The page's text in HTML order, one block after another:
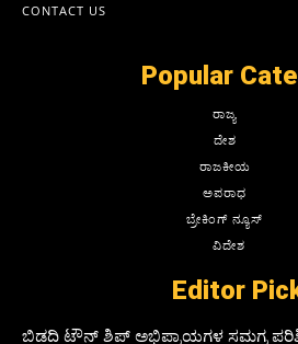
CONTACT US
Popular
ರಾಜ್ಯ
ದೇಶ
ರಾಜಕೀಯ
ಅಪರಾಧ
ಬ್ರೇಕಿಂಗ್ ನ್ಯೂಸ್
ವಿದೇಶ
Editor
ಬಿಡದಿ ಟೌನ್ ಶಿಪ್ ಅಭಿಪ್ರಾಯಗಳ ಸಮಗ್ರ